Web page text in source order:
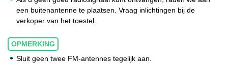
een buitenantenne te plaatsen. Vraag inlichtingen bij de
verkoper van het toestel.
OPMERKING
Sluit geen twee FM-antennes tegelijk aan.